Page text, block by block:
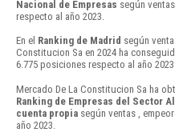
Nacional de Empresas según
respecto al año 2023.
En el Ranking de Madrid según
Constitucion Sa en 2024 ha
6.775 posiciones respecto al año
Mercado De La Constitucion Sa ha
Ranking de Empresas del Sector
cuenta propia según ventas ,
año 2023.